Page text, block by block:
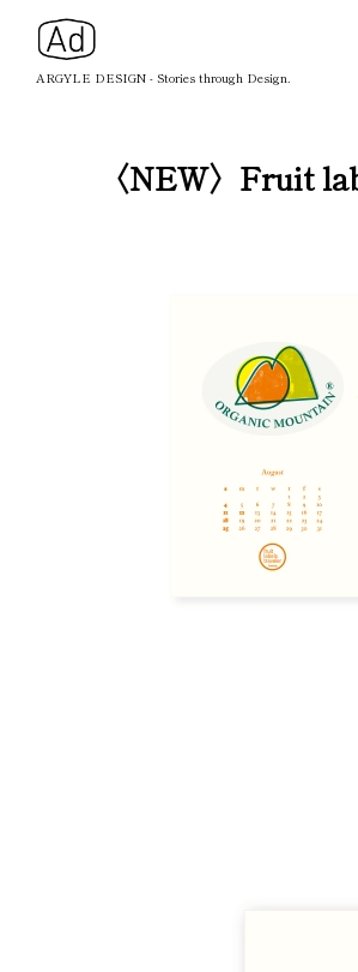
ARGYLE DESIGN - Stories through Design.
〈NEW〉Fruit